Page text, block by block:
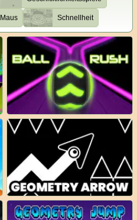
Maus Schnellheit